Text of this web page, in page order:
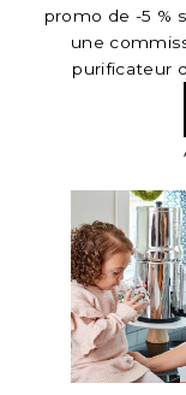
promo de -5 %
une
purificateur